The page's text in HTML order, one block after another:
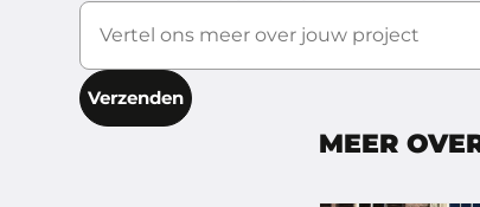
Verzenden
MEER